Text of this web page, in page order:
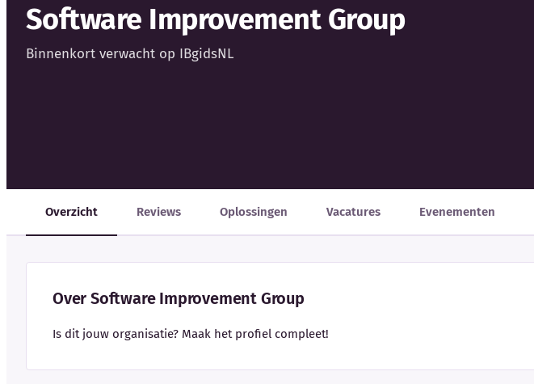
Software Improvement Group
Binnenkort verwacht op IBgidsNL
Overzicht Reviews Oplossingen Vacatures Evenementen
Over Software Improvement Group
Is dit jouw organisatie? Maak het profiel compleet!